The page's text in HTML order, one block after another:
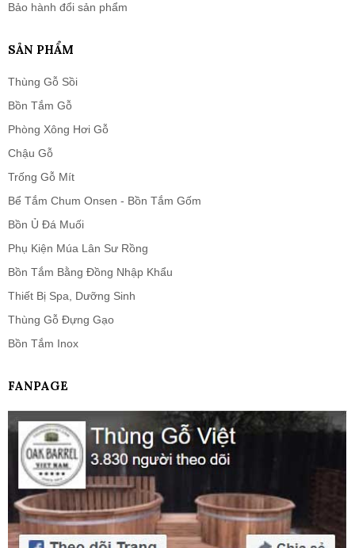
Bảo hành đổi sản phẩm
SẢN PHẨM
Thùng Gỗ Sồi
Bồn Tắm Gỗ
Phòng Xông Hơi Gỗ
Chậu Gỗ
Trống Gỗ Mít
Bể Tắm Chum Onsen - Bồn Tắm Gốm
Bồn Ủ Đá Muối
Phụ Kiện Múa Lân Sư Rồng
Bồn Tắm Bằng Đồng Nhập Khẩu
Thiết Bị Spa, Dưỡng Sinh
Thùng Gỗ Đựng Gạo
Bồn Tắm Inox
FANPAGE